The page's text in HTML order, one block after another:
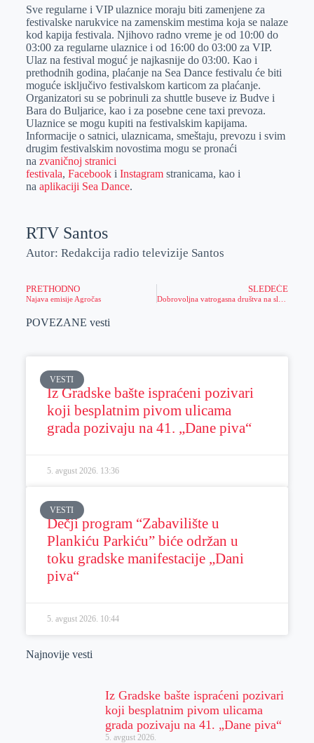
Sve regularne i VIP ulaznice moraju biti zamenjene za
festivalske narukvice na zamenskim mestima koja se nalaze
kod kapija festivala. Njihovo radno vreme je od 10:00 do
03:00 za regularne ulaznice i od 16:00 do 03:00 za VIP.
Ulaz na festival moguć je najkasnije do 03:00. Kao i
prethodnih godina, plaćanje na Sea Dance festivalu će biti
moguće isključivo festivalskom karticom za plaćanje.
Organizatori su se pobrinuli za shuttle buseve iz Budve i
Bara do Buljarice, kao i za posebne cene taxi prevoza.
Ulaznice se mogu kupiti na festivalskim kapijama.
Informacije o satnici, ulaznicama, smeštaju, prevozu i svim
drugim festivalskim novostima mogu se pronaći
na zvaničnoj stranici
festivala, Facebooki Instagramstranicama, kao i
na aplikaciji Sea Dance.
RTV Santos
Autor: Redakcija radio televizije Santos
PRETHODNO
Najava emisije Agročas
SLEDEĆE
POVEZANE vesti
VESTI
Iz Gradske bašte ispraćeni pozivari
koji besplatnim pivom ulicama
grada pozivaju na 41. „Dane piva“
5. avgust 2026. 13:36
VESTI
Dečji program “Zabavilište u
Plankiću Parkiću” biće održan u
toku gradske manifestacije „Dani
piva“
5. avgust 2026. 10:44
Najnovije vesti
Iz Gradske bašte ispraćeni pozivari
koji besplatnim pivom ulicama
grada pozivaju na 41. „Dane piva“
5. avgust 2026.